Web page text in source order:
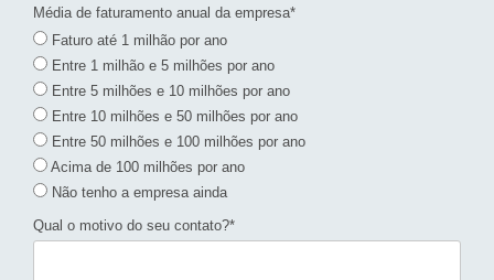
Média de faturamento anual da empresa*
Faturo até 1 milhão por ano
Entre 1 milhão e 5 milhões por ano
Entre 5 milhões e 10 milhões por ano
Entre 10 milhões e 50 milhões por ano
Entre 50 milhões e 100 milhões por ano
Acima de 100 milhões por ano
Não tenho a empresa ainda
Qual o motivo do seu contato?*